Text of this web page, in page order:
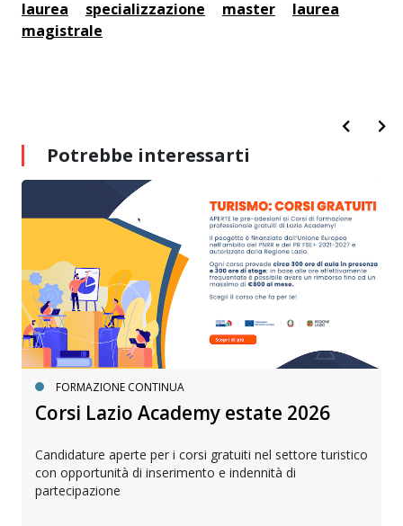
laurea
specializzazione master
laurea
magistrale
Potrebbe interessarti
FORMAZIONE CONTINUA
Corsi Lazio Academy estate 2026
Candidature aperte per i corsi gratuiti nel settore turistico
con opportunità di inserimento e indennità di
partecipazione